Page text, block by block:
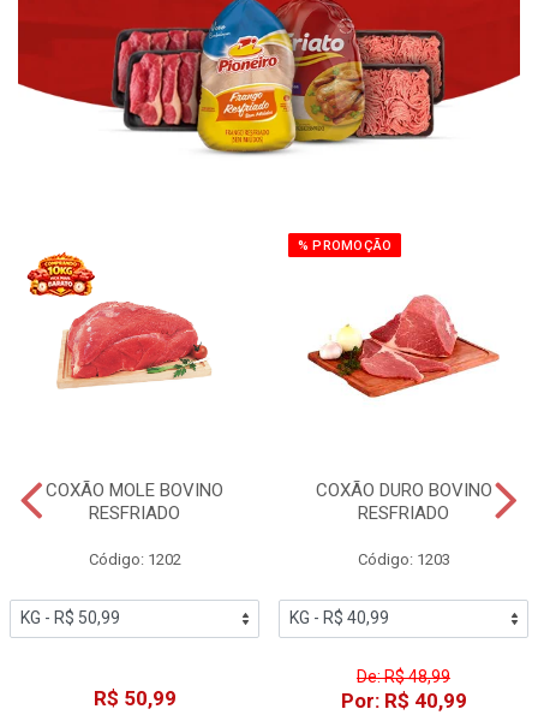
COXÃO MOLE BOVINO
RESFRIADO
Código: 1202
R$ 50,99
% PROMOÇÃO
COXÃO DURO BOVINO
RESFRIADO
Código: 1203
De: R$ 48,99
Por: R$ 40,99